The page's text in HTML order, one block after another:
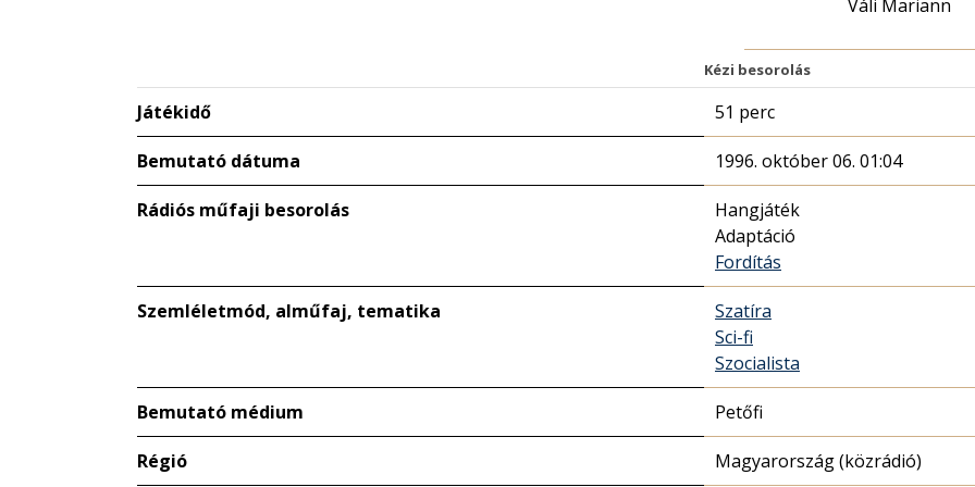
Váli Mariann
Kézi besorolás
Játékidő 51 perc
Bemutató dátuma 1996. október 06. 01:04
Rádiós műfaji besorolás
Hangjáték
Adaptáció
Fordítás
Szemléletmód, alműfaj, tematika
Szatíra
Sci-fi
Szocialista
Bemutató médium Petőfi
Régió Magyarország (közrádió)